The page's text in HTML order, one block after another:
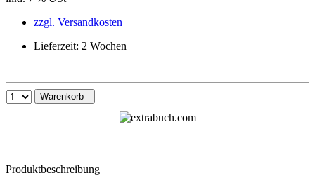
zzgl. Versandkosten
Lieferzeit: 2 Wochen
Warenkorb
Produktbeschreibung